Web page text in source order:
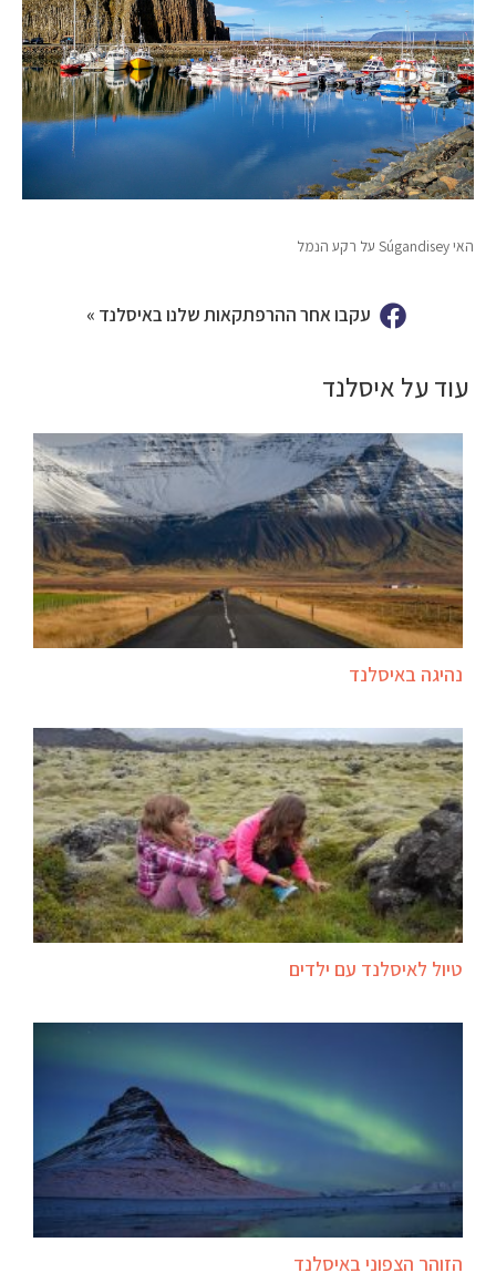
האי Súgandisey על רקע הנמל
עקבו אחר ההרפתקאות שלנו באיסלנד »
עוד על איסלנד
נהיגה באיסלנד
טיול לאיסלנד עם ילדים
הזוהר הצפוני באיסלנד